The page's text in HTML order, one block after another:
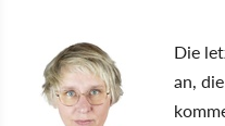
Die
an,